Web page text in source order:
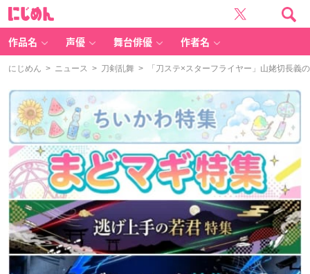
作品名 声優 舞台俳優 作者名
にじめん > ニュース > 刀剣乱舞 > 「刀ステ×スターフライヤー」山姥切長義